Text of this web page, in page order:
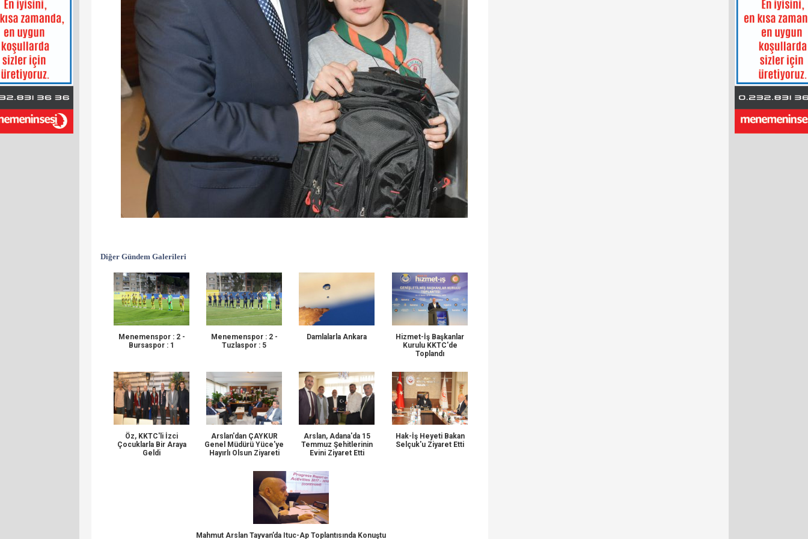
Diğer Gündem Galerileri
Menemenspor : 2 -
Bursaspor : 1
Menemenspor : 2 -
Tuzlaspor : 5
Damlalarla Ankara
Hizmet-İş Başkanlar
Kurulu KKTC'de
Toplandı
Öz, KKTC'li İzci
Çocuklarla Bir Araya
Geldi
Arslan'dan ÇAYKUR
Genel Müdürü Yüce'ye
Hayırlı Olsun Ziyareti
Arslan, Adana'da 15
Temmuz Şehitlerinin
Evini Ziyaret Etti
Hak-İş Heyeti Bakan
Selçuk'u Ziyaret Etti
Mahmut Arslan Tayvan’da Ituc-Ap Toplantısında Konuştu